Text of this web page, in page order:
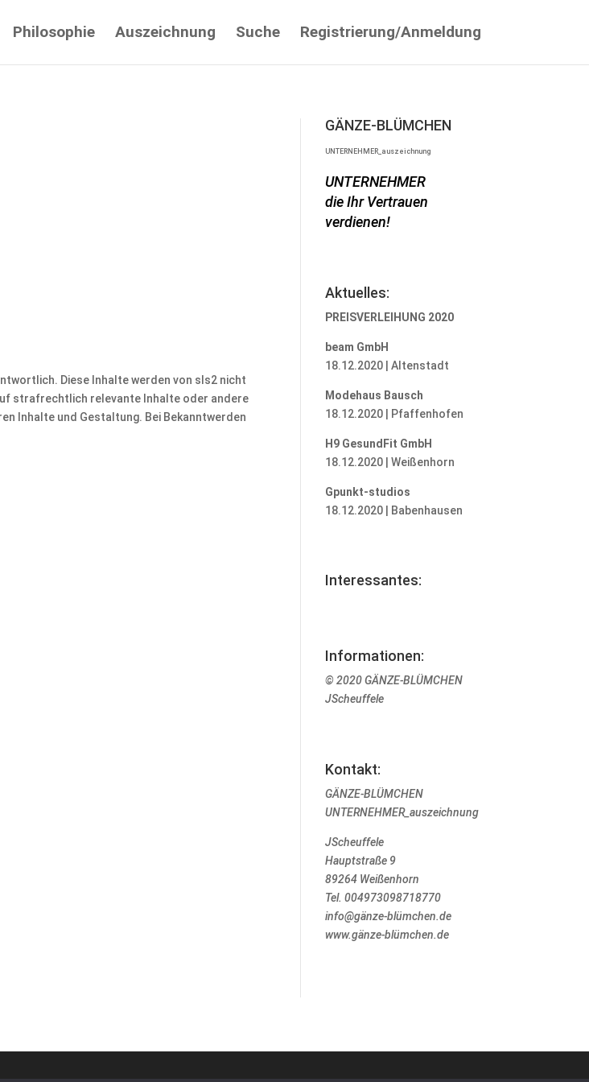
Philosophie Auszeichnung Suche Registrierung/Anmeldung
Diese Inhalte werden von sls2 nicht
strafrechtlich relevante Inhalte oder andere
Inhalte und Gestaltung. Bei Bekanntwerden
GÄNZE-BLÜMCHEN
UNTERNEHMER_auszeichnung
UNTERNEHMER
die Ihr Vertrauen
verdienen!
Aktuelles:
PREISVERLEIHUNG 2020
beam GmbH
18.12.2020 | Altenstadt
Modehaus Bausch
18.12.2020 | Pfaffenhofen
H9 GesundFit GmbH
18.12.2020 | Weißenhorn
Gpunkt-studios
18.12.2020 | Babenhausen
Interessantes:
Informationen:
© 2020 GÄNZE-BLÜMCHEN
JScheuffele
Kontakt:
GÄNZE-BLÜMCHEN
UNTERNEHMER_auszeichnung
JScheuffele
Hauptstraße 9
89264 Weißenhorn
Tel. 004973098718770
info@gänze-blümchen.de
www.gänze-blümchen.de